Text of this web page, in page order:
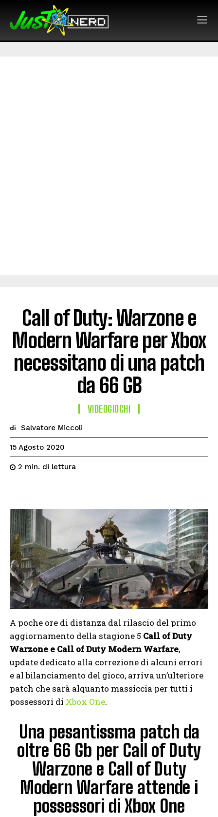
Call of Duty: Warzone e
Modern Warfare per Xbox
necessitano di una patch
da 66 GB
VIDEOGIOCHI
di Salvatore Miccoli
15 Agosto 2020
2 min. di lettura
A poche ore di distanza dal rilascio del primo
aggiornamento della stagione 5 Call of Duty
Warzone e Call of Duty Modern Warfare,
update dedicato alla correzione di alcuni errori
e al bilanciamento del gioco, arriva un’ulteriore
patch che sarà alquanto massiccia per tutti i
possessori di Xbox One.
Una pesantissma patch da
oltre 66 Gb per Call of Duty
Warzone e Call of Duty
Modern Warfare attende i
possessori di Xbox One